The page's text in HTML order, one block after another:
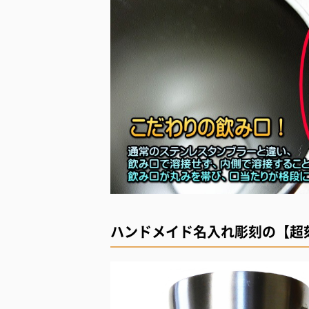
ハンドメイド名入れ彫刻の【超